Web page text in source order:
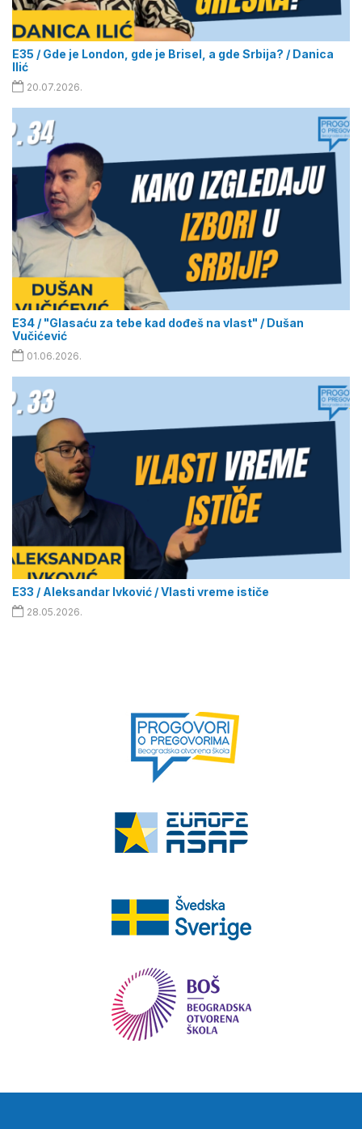
E35 / Gde je London, gde je Brisel, a gde Srbija? / Danica
Ilić
20.07.2026.
E34 / "Glasaću za tebe kad dođeš na vlast" / Dušan
Vučićević
01.06.2026.
E33 / Aleksandar Ivković / Vlasti vreme ističe
28.05.2026.